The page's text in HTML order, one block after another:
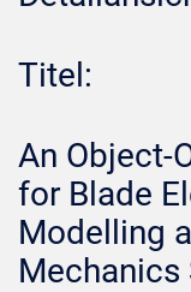
Titel:
An Object-
for Blade
Modelling